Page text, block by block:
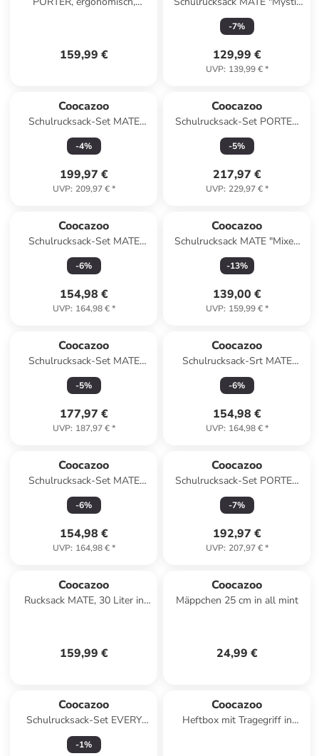
159,99 €
Clouds" in Schwarz/Blau
-7%
129,99 €
UVP: 139,99 €*
Coocazoo
Schulrucksack-Set MATE
"Laser Lights" 3-tlg. in
Schwarz/Blau
-4%
199,97 €
UVP: 209,97 €*
Coocazoo
Schulrucksack-Set PORTER
"Black Coal" 3-tlg. in Schwarz
-5%
217,97 €
UVP: 229,97 €*
Coocazoo
Schulrucksack-Set MATE
"Arctic Lights" 2-tlg. in Lila
-6%
154,98 €
UVP: 164,98 €*
Coocazoo
Schulrucksack MATE "Mixed
Faded Rose" in Rosa
-13%
139,00 €
UVP: 159,99 €*
Coocazoo
Schulrucksack-Set MATE
"Aqua Flow" 3-tlg. in Blau
-5%
177,97 €
UVP: 187,97 €*
Coocazoo
Schulrucksack-Srt MATE
"Dark Race" 2-tlg. in Grau
-6%
154,98 €
UVP: 164,98 €*
Coocazoo
Schulrucksack-Set MATE
"Vanilla Bloom" 2-tlg. in
Braun
-6%
154,98 €
UVP: 164,98 €*
Coocazoo
Schulrucksack-Set PORTER
"Black Coal" 3-tlg. in Schwarz
-7%
192,97 €
UVP: 207,97 €*
Coocazoo
Rucksack MATE, 30 Liter in
159,99 €
Coocazoo
Mäppchen 25 cm in all mint
24,99 €
Coocazoo
Schulrucksack-Set EVERY
"Teal Shadows" 2-tlg. in
Schwarz/Blau
-1%
Coocazoo
Heftbox mit Tragegriff in